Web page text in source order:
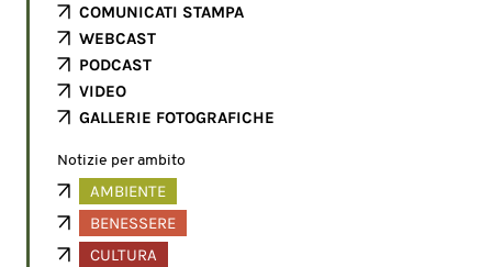
COMUNICATI STAMPA
WEBCAST
PODCAST
VIDEO
GALLERIE FOTOGRAFICHE
Notizie per ambito
AMBIENTE
BENESSERE
CULTURA